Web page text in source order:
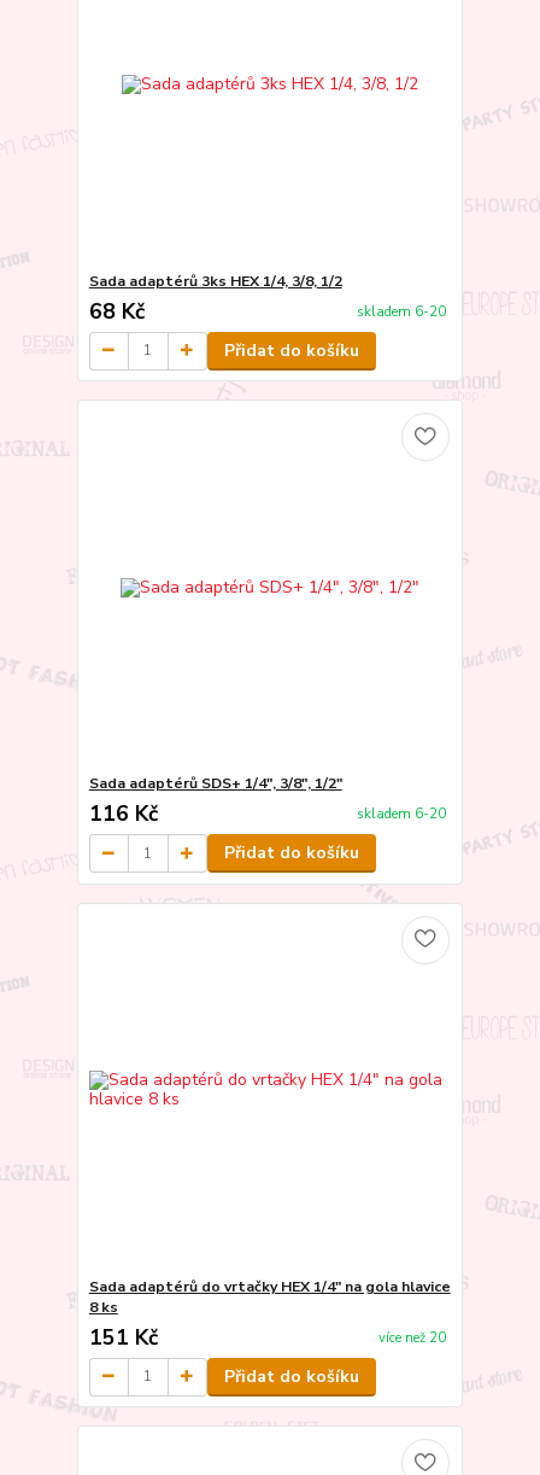
Sada adaptérů 3ks HEX 1/4, 3/8, 1/2
68 Kč skladem 6-20
Přidat do košíku
Sada adaptérů SDS+ 1/4", 3/8", 1/2"
116 Kč skladem 6-20
Přidat do košíku
Sada adaptérů do vrtačky HEX 1/4" na gola hlavice
8 ks
151 Kč více než 20
Přidat do košíku